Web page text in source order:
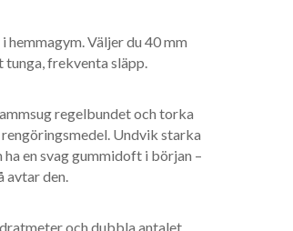
Väljer du 40 mm
frekventa släpp.
regelbundet och torka
Undvik starka
en svag gummidoft i början –
avtar den.
och dubbla antalet